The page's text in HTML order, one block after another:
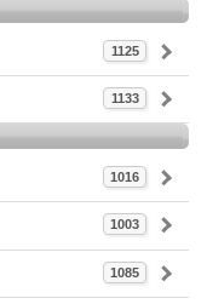
1125
1133
1016
1003
1085